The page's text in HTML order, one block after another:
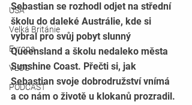
USA
Velká Británie
Evropa
VLOG
PODCAST
​​Sebastian se rozhodl odjet na střední
školu do daleké Austrálie, kde si
vybral pro svůj pobyt slunný
Queensland a školu nedaleko města
Sunshine Coast. Přečti si, jak
Sebastian svoje dobrodružství vnímá
a co nám o životě u klokanů prozradil.